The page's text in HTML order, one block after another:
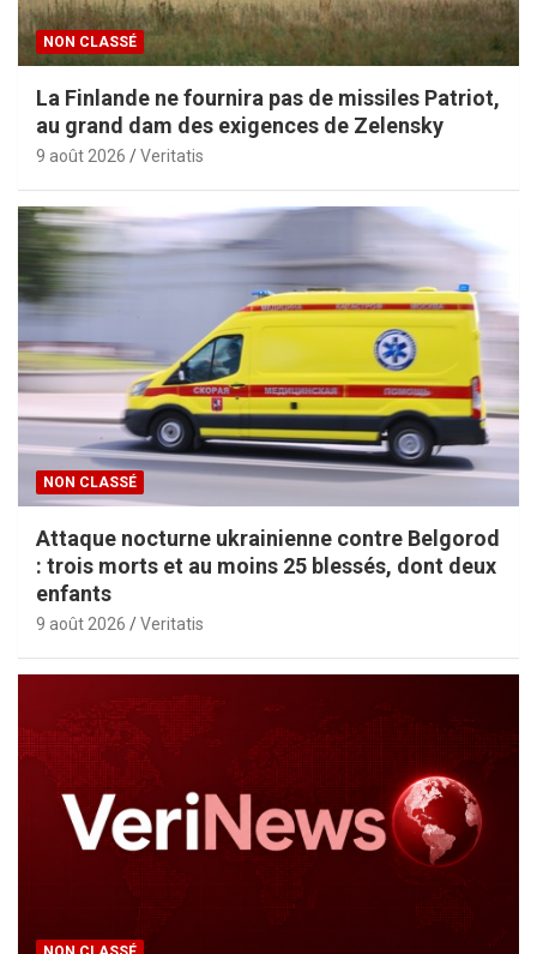
NON CLASSÉ
La Finlande ne fournira pas de missiles Patriot,
au grand dam des exigences de Zelensky
9 août 2026 Veritatis
NON CLASSÉ
Attaque nocturne ukrainienne contre Belgorod
: trois morts et au moins 25 blessés, dont deux
enfants
9 août 2026 Veritatis